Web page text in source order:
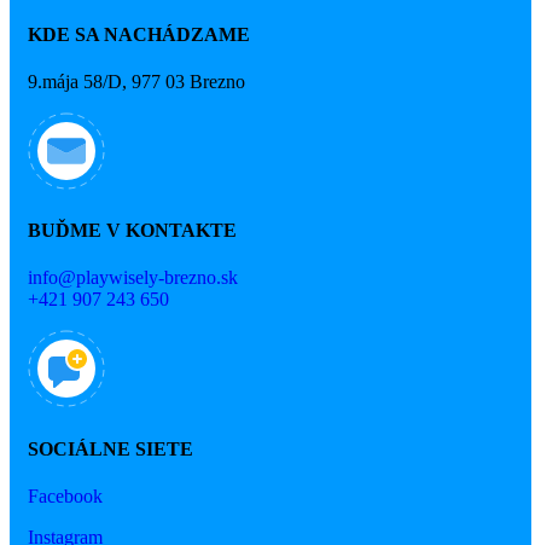
KDE SA NACHÁDZAME
9.mája 58/D, 977 03 Brezno
BUĎME V KONTAKTE
info@playwisely-brezno.sk
+421 907 243 650
SOCIÁLNE SIETE
Facebook
Instagram